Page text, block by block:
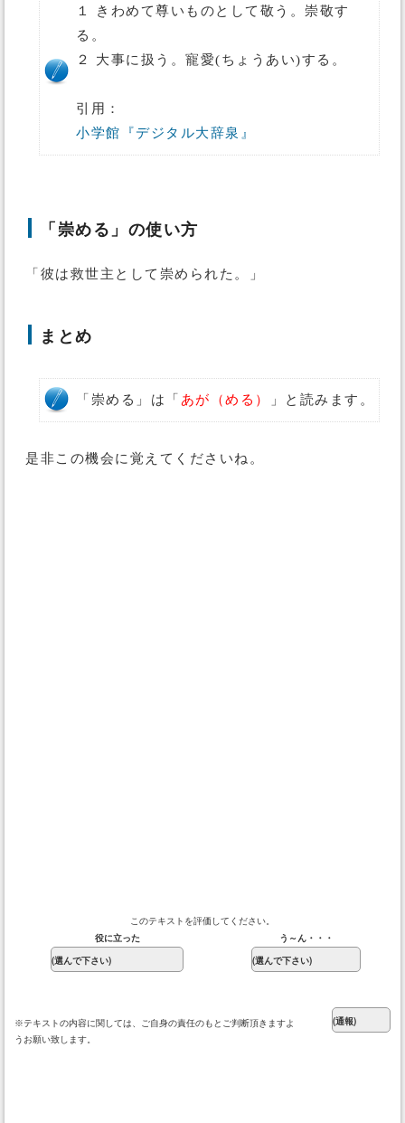
１ きわめて尊いものとして敬う。崇敬す
る。
２ 大事に扱う。寵愛(ちょうあい)する。
引用：
小学館『デジタル大辞泉』
「崇める」の使い方
「彼は救世主として崇められた。」
まとめ
「崇める」は「 あが（める） 」と読みます。
是非この機会に覚えてくださいね。
このテキストを評価してください。
役に立った
う～ん・・・
※テキストの内容に関しては、ご自身の責任のもとご判断頂きますよ
うお願い致します。